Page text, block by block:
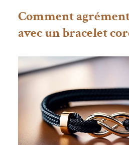
Comment
avec un bracelet